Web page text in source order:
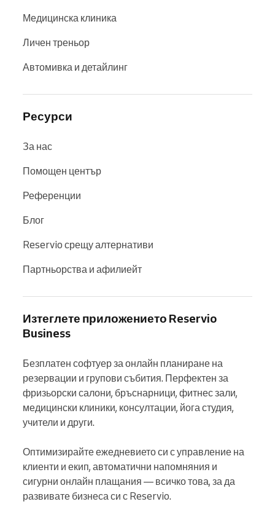
Медицинска клиника
Личен треньор
Автомивка и детайлинг
Ресурси
За нас
Помощен център
Референции
Блог
Reservio срещу алтернативи
Партньорства и афилиейт
Изтеглете приложението Reservio
Business
Безплатен софтуер за онлайн планиране на
резервации и групови събития. Перфектен за
фризьорски салони, бръснарници, фитнес зали,
медицински клиники, консултации, йога студия,
учители и други.
Оптимизирайте ежедневието си с управление на
клиенти и екип, автоматични напомняния и
сигурни онлайн плащания — всичко това, за да
развивате бизнеса си с Reservio.